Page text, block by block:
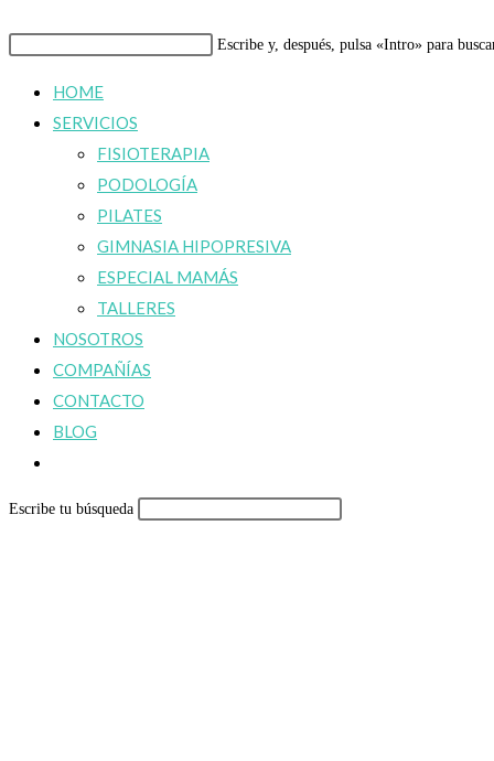
Buscar
Escribe y, después, pulsa «Intro» para
HOME
SERVICIOS
FISIOTERAPIA
PODOLOGÍA
PILATES
GIMNASIA HIPOPRESIVA
ESPECIAL MAMÁS
TALLERES
NOSOTROS
COMPAÑÍAS
CONTACTO
BLOG
de
Escribe tu búsqueda